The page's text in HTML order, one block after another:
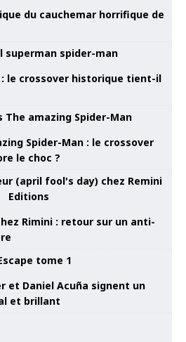
du cauchemar horrifique de
: le crossover historique tient-il
Spider-Man : le crossover
le choc ?
Rimini : retour sur un anti-
et Daniel Acuña signent un
et brillant